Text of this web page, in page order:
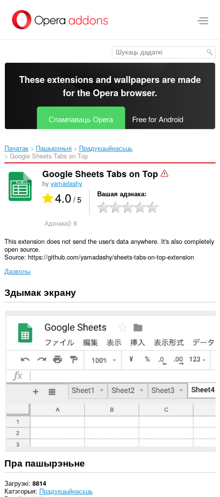
асноўнага
These extensions and wallpapers are made
for theOpera browser.
Спампаваць Opera Free for Android
Пачатак Пашырэньні
Прадукцыйнасьць
Google Sheets Tabs on Top‎
Google Sheets Tabs on Top
by yamadashy
4.0/ 5 Вашая адзнака
Адзнакаў:8
This extension does not send the user's data anywhere. It's also completely
open source.
Source: https://github.com/yamadashy/sheets-tabs-on-top-extension
Дазволы
Гэта
пашырэнне
доступ
вашых
некаторых
вэб-
сайтах.
Здымак экрану
Пра пашырэньне
Загрузкі 8814
Катэгорыя Прадукцыйнасьць